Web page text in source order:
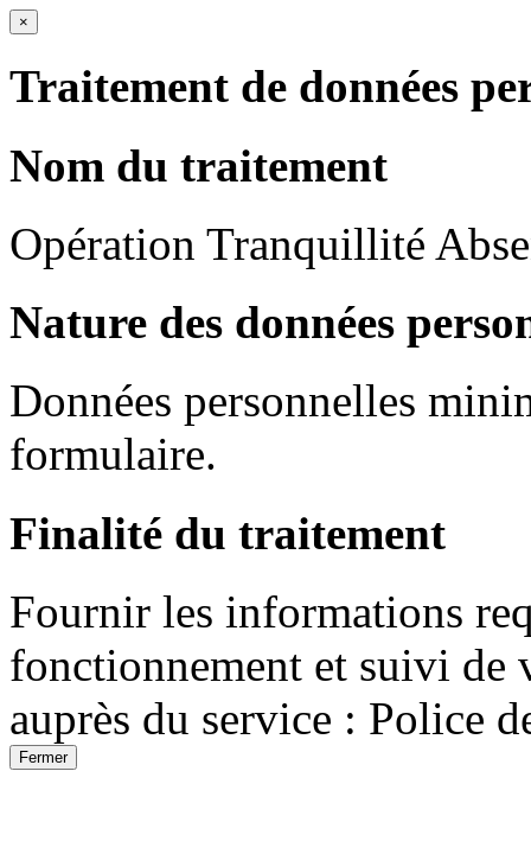
×
Traitement de données
Nom du traitement
Opération Tranquillité
Nature des données
Données personnelles
formulaire.
Finalité du traitement
Fournir les informations
fonctionnement et suivi de
auprès du service : Police
Fermer